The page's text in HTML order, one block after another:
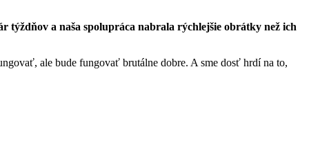
týždňov a naša spolupráca nabrala rýchlejšie obrátky než ich
ale bude fungovať brutálne dobre. A sme dosť hrdí na to,